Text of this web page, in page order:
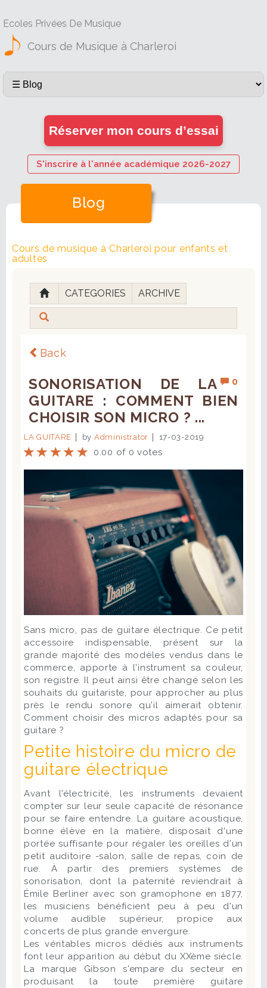
Ecoles Privées De Musique
Cours de Musique à Charleroi
Réserver mon cours d’essai
S'inscrire à l'année académique 2026-2027
Blog
Cours de musique à Charleroi pour enfants et
adultes
CATEGORIES ARCHIVE
Back
0
SONORISATION DE LA
GUITARE : COMMENT BIEN
CHOISIR SON MICRO ? ...
LA GUITARE by Administrator 17-03-2019
0.00 of 0 votes
Sans micro, pas de guitare électrique. Ce petit
accessoire indispensable, présent sur la
grande majorité des modèles vendus dans le
commerce, apporte à l'instrument sa couleur,
son registre. Il peut ainsi être changé selon les
souhaits du guitariste, pour approcher au plus
près le rendu sonore qu'il aimerait obtenir.
Comment choisir des micros adaptés pour sa
guitare ?
Petite histoire du micro de
guitare électrique
Avant l'électricité, les instruments devaient
compter sur leur seule capacité de résonance
pour se faire entendre. La guitare acoustique,
bonne élève en la matière, disposait d'une
portée suffisante pour régaler les oreilles d'un
petit auditoire -salon, salle de repas, coin de
rue. À partir des premiers systèmes de
sonorisation, dont la paternité reviendrait à
Émile Berliner avec son gramophone en 1877,
les musiciens bénéficient peu à peu d'un
volume audible supérieur, propice aux
concerts de plus grande envergure.
Les véritables micros dédiés aux instruments
font leur apparition au début du XXème siècle.
La marque Gibson s'empare du secteur en
produisant la toute première guitare